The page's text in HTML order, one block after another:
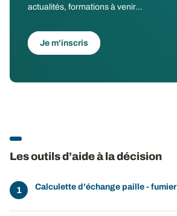
actualités, formations à venir...
Je m'inscris
Les outils d’aide à la décision
Calculette d'échange paille - fumier